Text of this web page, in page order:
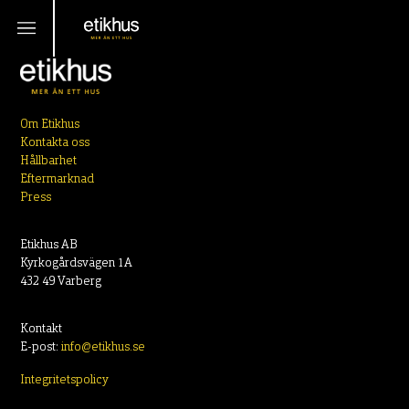
Om Etikhus
Kontakta oss
Hållbarhet
Eftermarknad
Press
Etikhus AB
Kyrkogårdsvägen 1A
432 49 Varberg
Kontakt
E-post:info@etikhus.se
Integritetspolicy